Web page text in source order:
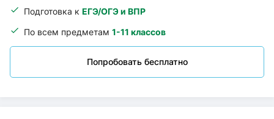
Подготовка к ЕГЭ/ОГЭ и ВПР
По всем предметам 1-11 классов
Попробовать бесплатно